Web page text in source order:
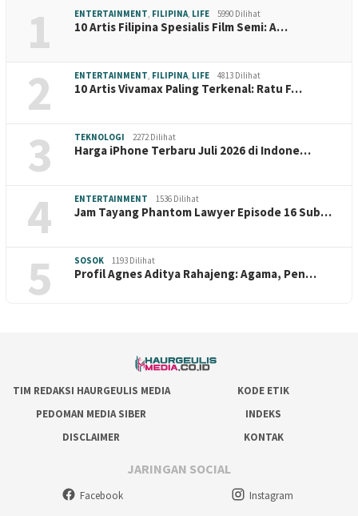
1 ENTERTAINMENT, FILIPINA, LIFE 5990 Dilihat
10 Artis Filipina Spesialis Film Semi: A…
2 ENTERTAINMENT, FILIPINA, LIFE 4813 Dilihat
10 Artis Vivamax Paling Terkenal: Ratu F…
3 TEKNOLOGI 2272 Dilihat
Harga iPhone Terbaru Juli 2026 di Indone…
4 ENTERTAINMENT 1536 Dilihat
Jam Tayang Phantom Lawyer Episode 16 Sub…
5 SOSOK 1193 Dilihat
Profil Agnes Aditya Rahajeng: Agama, Pen…
TIM REDAKSI HAURGEULIS MEDIA
KODE ETIK
PEDOMAN MEDIA SIBER
INDEKS
DISCLAIMER
KONTAK
JARINGAN SOCIAL
Facebook Instagram